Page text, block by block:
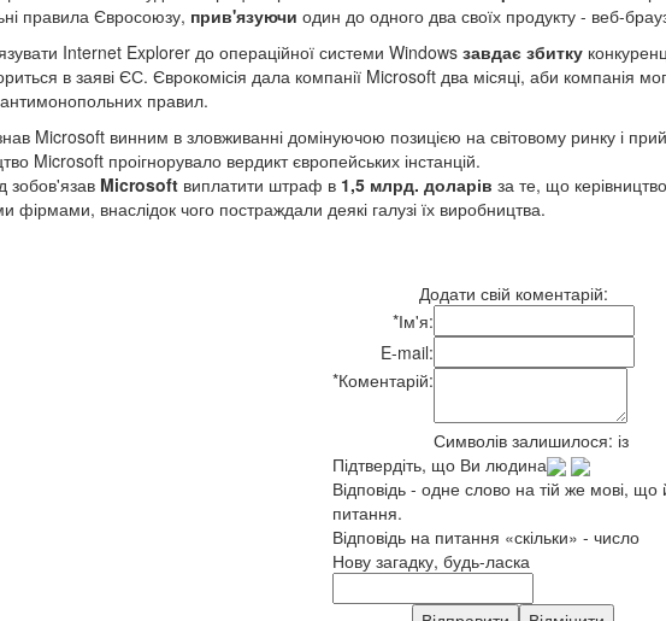
правила Євросоюзу, прив'язуючи один до одного два своїх продукту - веб-
Internet Explorer до операційної системи Windows завдає збитку
в заяві ЄС. Єврокомісія дала компанії Microsoft два місяці, аби компанія
правил.
Microsoft винним в зловживанні домінуючою позицією на світовому ринку і
Microsoft проігнорувало вердикт європейських інстанцій.
зобов'язав Microsoft виплатити штраф в 1,5 млрд. доларів за те, що
внаслідок чого постраждали деякі галузі їх виробництва.
Додати свій коментарій:
*Ім'я:
E-mail:
*Коментарій:
Символів залишилося: із
Підтвердіть, що Ви людина
Відповідь - одне слово на тій же мові, що
питання.
Відповідь на питання «скільки» - число
Нову загадку, будь-ласка